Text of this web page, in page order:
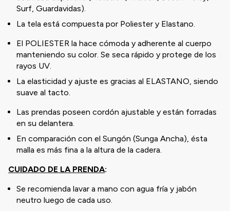
Surf, Guardavidas).
La tela está compuesta por Poliester y Elastano.
El POLIESTER la hace cómoda y adherente al cuerpo
manteniendo su color. Se seca rápido y protege de los
rayos UV.
La elasticidad y ajuste es gracias al ELASTANO, siendo
suave al tacto.
Las prendas poseen cordón ajustable y están forradas
en su delantera.
En comparación con el Sungón (Sunga Ancha), ésta
malla es más fina a la altura de la cadera.
CUIDADO DE LA PRENDA:
Se recomienda lavar a mano con agua fría y jabón
neutro luego de cada uso.